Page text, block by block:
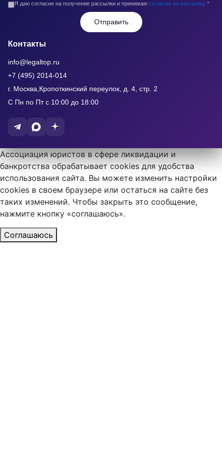
Я даю согласие на получение рассылки и принимаю согласие на рассылку. *
Отправить
Контакты
info@legaltop.ru
+7 (495) 2014-014
г. Москва,Кропоткинский переулок, д. 4, стр. 2
С Пн по Пт с 10:00 до 18:00
Ассоциация юристов в сфере ликвидации и
банкротства обрабатывает cookies для удобства
использования сайта. Вы можете изменить настройки
cookies в своем браузере или остаться на сайте без
таких изменений. Чтобы закрыть это сообщение,
нажмите кнопку «соглашаюсь».
Соглашаюсь